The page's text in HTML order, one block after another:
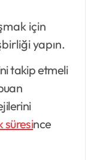
için
yapın.
takip etmeli
süresince